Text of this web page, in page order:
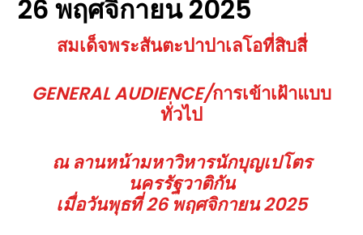
26 พฤศจิกายน 2025
สมเด็จพระสันตะปาปาเลโอที่สิบสี่
GENERAL AUDIENCE/การเข้าเฝ้าแบบ
ทั่วไป
ณ ลานหน้ามหาวิหารนักบุญเปโตร
นครรัฐวาติกัน
เมื่อวันพุธที่ 26 พฤศจิกายน 2025